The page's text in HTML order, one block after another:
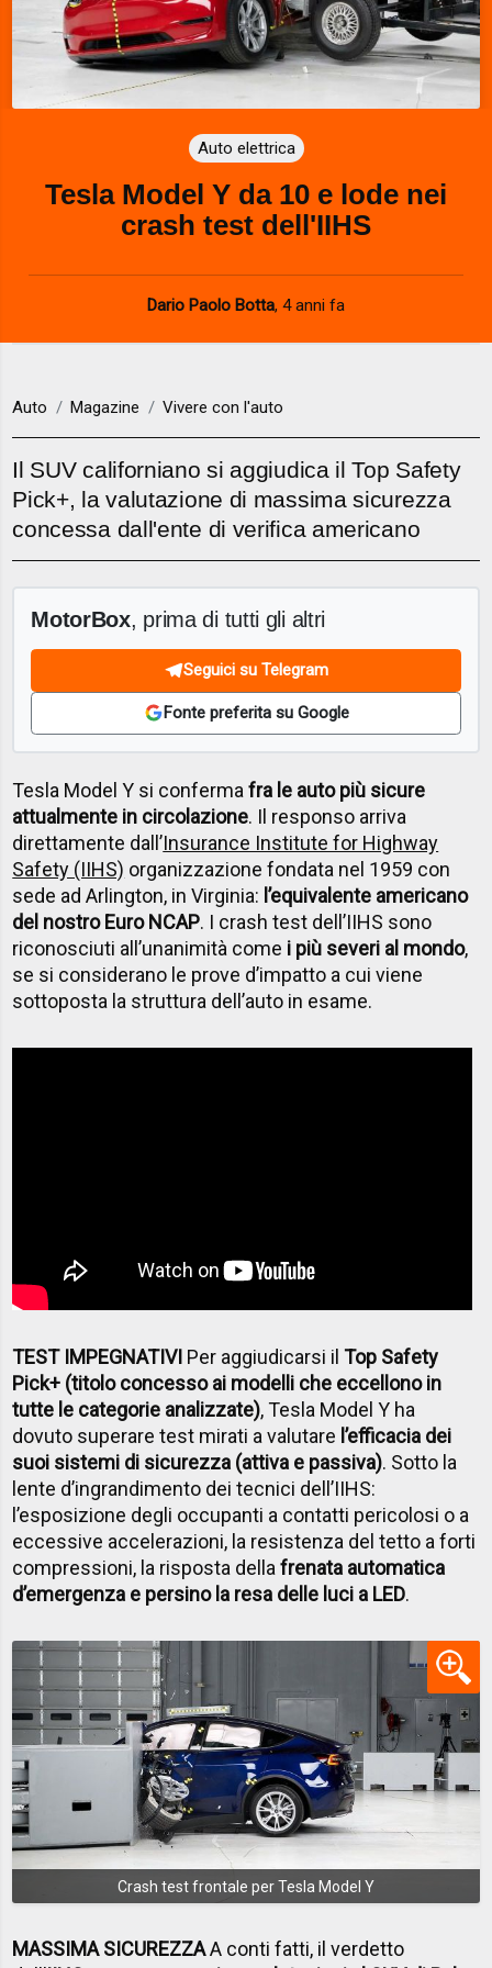
Auto elettrica
Tesla Model Y da 10 e lode nei
crash test dell'IIHS
Dario Paolo Botta, 4 anni fa
Auto Magazine Vivere con l'auto
Il SUV californiano si aggiudica il Top Safety
Pick+, la valutazione di massima sicurezza
concessa dall'ente di verifica americano
MotorBox, prima di tutti gli altri
Seguici su Telegram
Fonte preferita su Google
Tesla Model Y si confermafra le auto più sicure
attualmente in circolazione. Il responso arriva
direttamente dall’Insurance Institute for Highway
Safety (IIHS) organizzazione fondata nel 1959 con
sede ad Arlington, in Virginia: l’equivalente americano
del nostro Euro NCAP. I crash test dell’IIHS sono
riconosciuti all’unanimità come i più severi al mondo,
se si considerano le prove d’impatto a cui viene
sottoposta la struttura dell’auto in esame.
TEST IMPEGNATIVI Per aggiudicarsi ilTop Safety
Pick+ (titolo concesso ai modelli che eccellono in
tutte le categorie analizzate), Tesla Model Y ha
dovuto superare test mirati a valutare l’efficacia dei
suoi sistemi di sicurezza (attiva e passiva). Sotto la
lente d’ingrandimento dei tecnici dell’IIHS:
l’esposizione degli occupanti a contatti pericolosi o a
eccessive accelerazioni, la resistenza del tetto a forti
compressioni, la risposta dellafrenata automatica
d’emergenza e persino la resa delle luci a LED.
Crash test frontale per Tesla Model Y
MASSIMA SICUREZZAA conti fatti, il verdetto